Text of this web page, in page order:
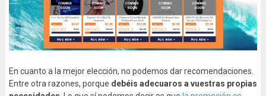
En cuanto a la mejor elección, no podemos dar recomendaciones.
Entre otra razones, porque debéis adecuaros a vuestras propias